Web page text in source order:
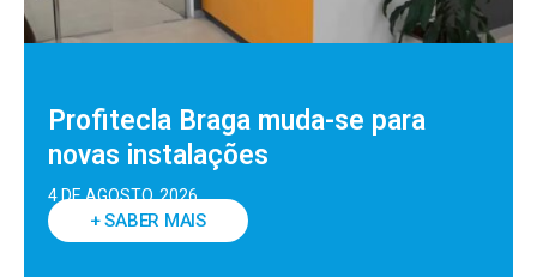
Profitecla Braga muda-se para
novas instalações
4 DE AGOSTO, 2026
+ SABER MAIS